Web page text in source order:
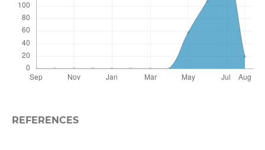
REFERENCES